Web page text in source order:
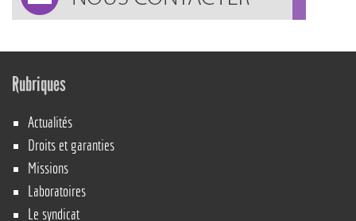
Rubriques
Actualités
Droits et garanties
Missions
Laboratoires
Le syndicat